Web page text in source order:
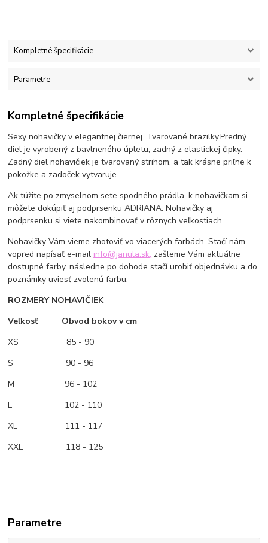
Kompletné špecifikácie
Parametre
Kompletné špecifikácie
Sexy nohavičky v elegantnej čiernej. Tvarované brazilky.Predný
diel je vyrobený z bavlneného úpletu, zadný z elastickej čipky.
Zadný diel nohavičiek je tvarovaný strihom, a tak krásne priľne k
pokožke a zadoček vytvaruje.
Ak túžite po zmyselnom sete spodného prádla, k nohavičkam si
môžete dokúpiť aj podprsenku ADRIANA. Nohavičky aj
podprsenku si viete nakombinovať v rôznych veľkostiach.
Nohavičky Vám vieme zhotoviť vo viacerých farbách. Stačí nám
vopred napísať e-mail info@janula.sk, zašleme Vám aktuálne
dostupné farby. následne po dohode stačí urobiť objednávku a do
poznámky uviesť zvolenú farbu.
ROZMERY NOHAVIČIEK
Veľkosť Obvod bokov v cm
XS
85 - 90
S 90 - 96
M
96 - 102
L 102 - 110
XL 111 - 117
XXL 118 - 125
Parametre